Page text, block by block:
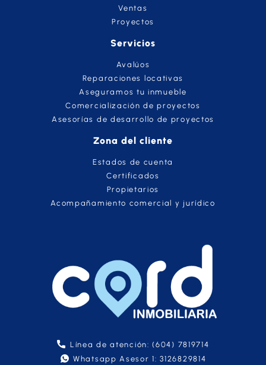
Ventas
Proyectos
Servicios
Avalúos
Reparaciones locativas
Aseguramos tu inmueble
Comercialización de proyectos
Asesorías de desarrollo de proyectos
Zona del cliente
Estados de cuenta
Certificados
Propietarios
Acompañamiento comercial y jurídico
Línea de atención: (604) 7819714
Whatsapp Asesor 1: 3126829814